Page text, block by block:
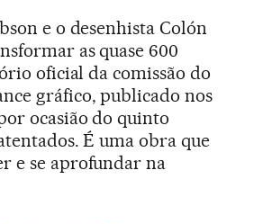
e o desenhista Colón
as quase 600
oficial da comissão do
gráfico, publicado nos
ocasião do quinto
É uma obra que
e se aprofundar na